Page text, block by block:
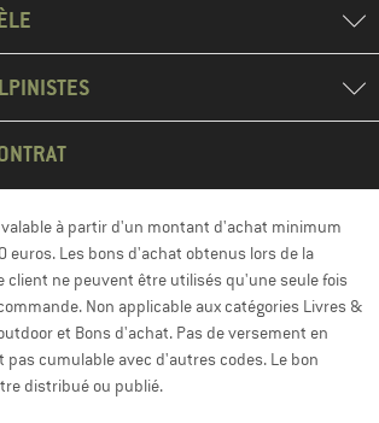
à partir d'un montant d'achat minimum
euros. Les bons d'achat obtenus lors de la
client ne peuvent être utilisés qu'une seule fois
Non applicable aux catégories Livres &
et Bons d'achat. Pas de versement en
pas cumulable avec d'autres codes. Le bon
distribué ou publié.